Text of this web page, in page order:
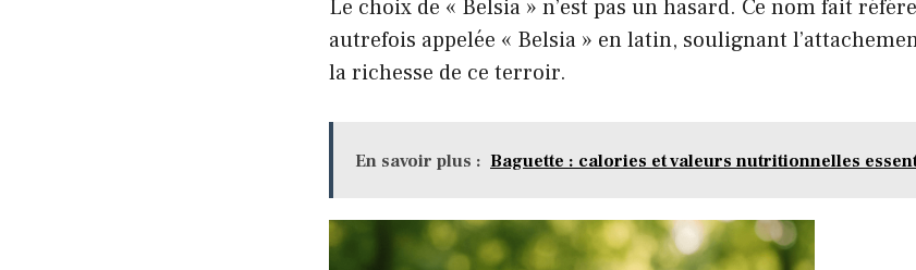
Le choix de « Belsia » n’est pas un hasard. Ce nom fait
autrefois appelée « Belsia » en latin, soulignant
la richesse de ce terroir.
En savoir plus : Baguette : calories et valeurs nutritionnelles